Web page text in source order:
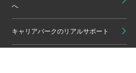
へ
キャリアパークのリアルサポート